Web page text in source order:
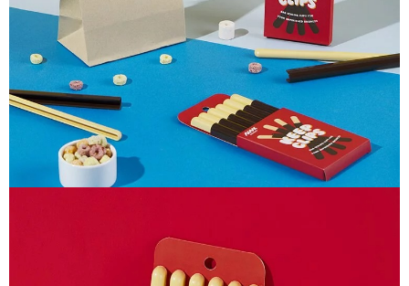
資料（包含姓名、電話或地址）提供予台灣大哥大進項蒐集、處理及利用，
由本公司與您本人進行分期帳單所需資料之確認、核對及更正。
3.完整用戶服務條款，請詳閱以下連結： https://oppay.tw/userRule
※ 交易是否成功請以「AFTEE先享後付 」之結帳頁面顯示為準，若有關於
是否繳費成功／繳費後需取消欲退款等相關疑問，請聯繫「AFTEE先享後付
客戶支援中心」
https://netprotections.freshdesk.com/support/home
【注意事項】
１．透過由恩沛科技股份有限公司提供之「AFTEE先享後付」服務完成之交
易，需依本服務之必要範圍內提供個人資料，並將交易相關給付款項請求債
權轉讓予恩沛科技股份有限公司。
２．關於個人資料處理事宜，請瀏覽以下網址：
https://aftee.tw/terms/#terms3
３．未成年的使用者請事先徵得法定代理人或監護人之同意方可使用
「AFTEE先享後付」，若未經同意申辦者引起之損失，本公司不負相關責
時審查核予不同之上限額度；若仍有額度不足之情形，本公司將視審查結果
５．嚴禁一人註冊多個帳號或使用他人資訊註冊。若發現惡意使用之情形，